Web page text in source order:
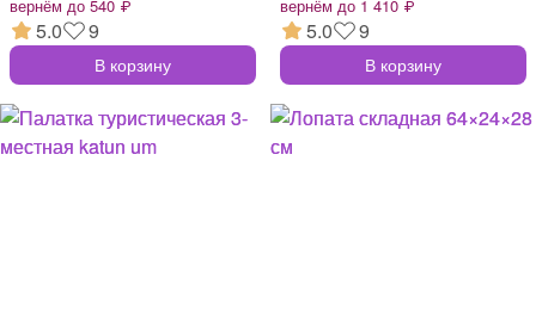
вернём до 540 ₽
5.0 9
В корзину
вернём до 1 410 ₽
5.0 9
В корзину